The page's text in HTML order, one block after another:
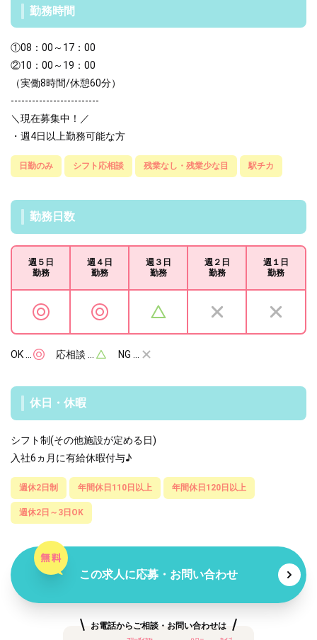
勤務時間
①08：00～17：00
②10：00～19：00
（実働8時間/休憩60分）
-------------------------
＼現在募集中！／
・週4日以上勤務可能な方
日勤のみ シフト応相談 残業なし・残業少な目 駅チカ
勤務日数
週５日
勤務
週４日
勤務
週３日
勤務
週２日
勤務
週１日
勤務
OK … 応相談 … NG …
休日・休暇
シフト制(その他施設が定める日)
入社6ヵ月に有給休暇付与♪
週休2日制 年間休日110日以上 年間休日120日以上
週休2日～3日OK
この求人に応募・お問い合わせ
お電話からご相談・お問い合わせは